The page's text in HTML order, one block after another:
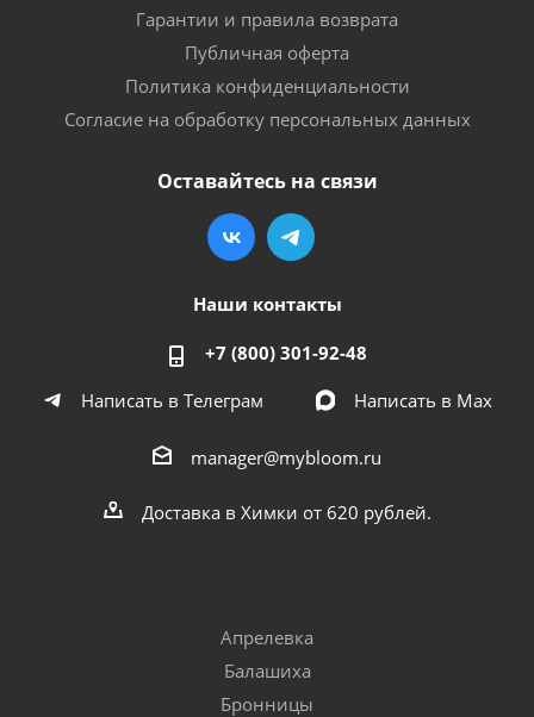
Гарантии и правила возврата
Публичная оферта
Политика конфиденциальности
Согласие на обработку персональных данных
Оставайтесь на связи
Наши контакты
+7 (800) 301-92-48
Написать в Телеграм
Написать в Мах
manager@mybloom.ru
Доставка в Химки от 620 рублей.
Апрелевка
Балашиха
Бронницы